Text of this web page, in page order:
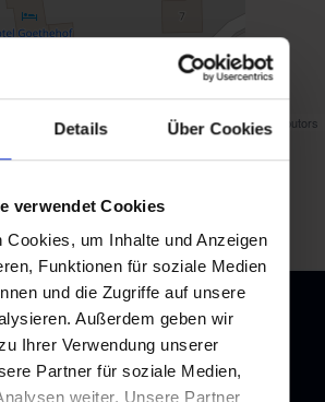
Details Über Cookies
verwendet Cookies
Cookies, um Inhalte und Anzeigen
Funktionen für soziale Medien
und die Zugriffe auf unsere
Außerdem geben wir
Ihrer Verwendung unserer
Partner für soziale Medien,
weiter. Unsere Partner
Map data © OpenStreetMapcontributors
Newsletter